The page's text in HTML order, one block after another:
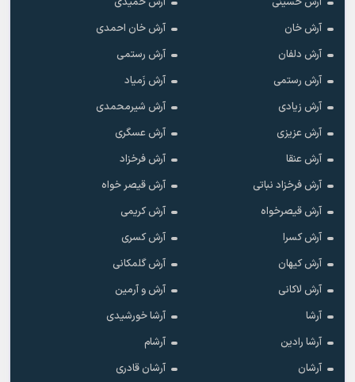
آرش خان
آرش خان احمدی
آرش دلفان
آرش رستمى
آرش رستمی
آرش زَمیاد
آرش زیادی
آرش شیرمحمدی
آرش عزیزی
آرش عسگری
آرش عنقا
آرش فرخزاد
آرش فرخزاد نباتی
آرش قیصر خواه
آرش قیصرخواه
آرش کریمی
آرش کسرا
آرش کسری
آرش کیهان
آرش گلمکانی
آرش لاکانی
آرش و آرمین
آرشا
آرشا خورشیدی
آرشا رادین
آرشام
آرشان
آرشان قادری